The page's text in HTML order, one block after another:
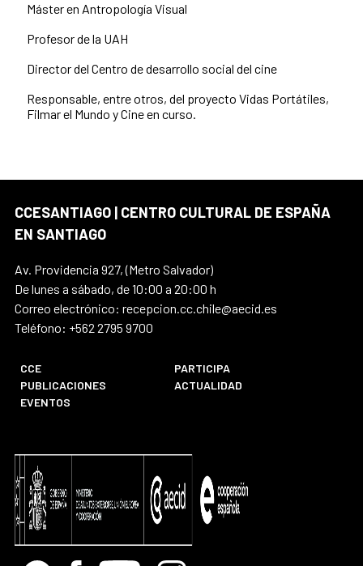
Máster en Antropología Visual
Profesor de la UAH
Director del Centro de desarrollo social del cine
Responsable, entre otros, del proyecto Vidas Portátiles,
Filmar el Mundo y Cine en curso.
CCESANTIAGO | CENTRO CULTURAL DE ESPAÑA
EN SANTIAGO
Av. Providencia 927, (Metro Salvador)
De lunes a sábado, de 10:00 a 20:00 h
Correo electrónico: recepcion.cc.chile@aecid.es
Teléfono: +562 2795 9700
CCE
PARTICIPA
PUBLICACIONES
ACTUALIDAD
EVENTOS